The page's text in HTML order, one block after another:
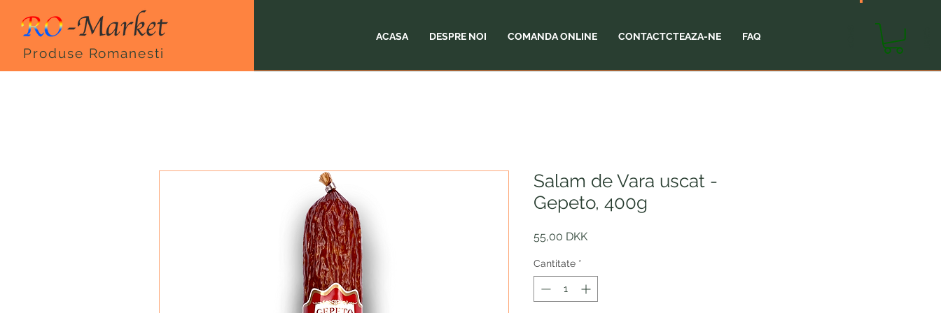
Produse Romanesti
ACASA DESPRE NOI COMANDA ONLINE CONTACTCTEAZA-NE FAQ
Salam de Vara uscat -
Gepeto, 400g
55,00 DKKPreț
Cantitate *